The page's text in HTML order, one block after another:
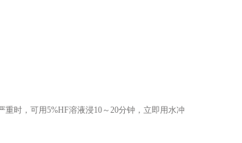
时，可用5%HF溶液浸10～20分钟，立即用水冲